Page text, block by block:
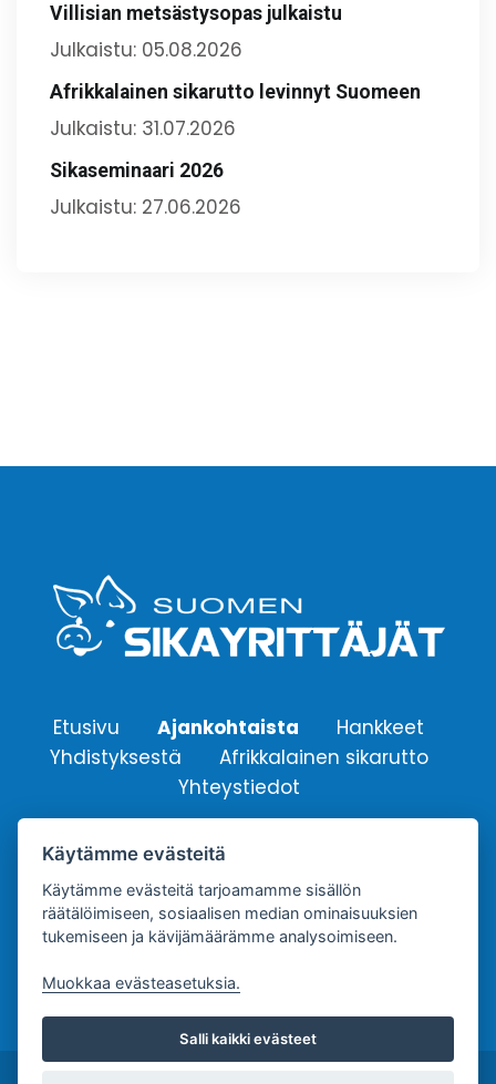
Villisian metsästysopas julkaistu
Julkaistu: 05.08.2026
Afrikkalainen sikarutto levinnyt Suomeen
Julkaistu: 31.07.2026
Sikaseminaari 2026
Julkaistu: 27.06.2026
Etusivu Ajankohtaista
Hankkeet
Yhdistyksestä
Afrikkalainen sikarutto
Yhteystiedot
Suomen Sikayrittäjät ry.
Yhdistyksen sähköpostiosoite:
info@sikayrittajat.fi
Käytämme evästeitä
Käytämme evästeitä tarjoamamme sisällön
räätälöimiseen, sosiaalisen median ominaisuuksien
tukemiseen ja kävijämäärämme analysoimiseen.
Muokkaa evästeasetuksia.
Salli kaikki evästeet